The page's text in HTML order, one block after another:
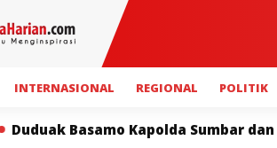
INTERNASIONAL REGIONAL POLITIK
dan Insan Pers Perkuat